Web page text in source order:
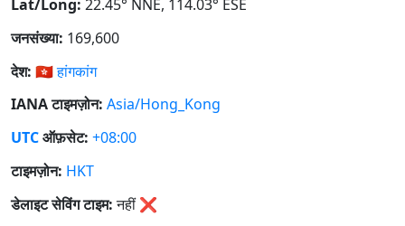
Lat/Long: 22.45° NNE, 114.03° ESE
जनसंख्या: 169,600
देश: 🇭🇰हांगकांग
IANA टाइमज़ोन: Asia/Hong_Kong
UTCऑफ़सेट: +08:00
टाइमज़ोन: HKT
डेलाइट सेविंग टाइम:नहीं❌